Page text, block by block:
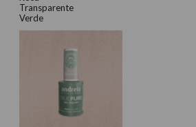
Transparente
Verde